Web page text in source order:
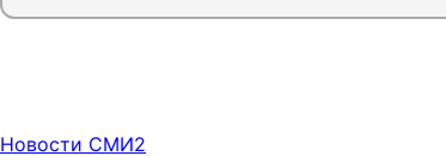
Новости СМИ2